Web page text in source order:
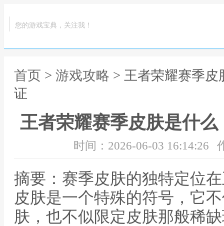
您的游戏宝典，关注我！
首页 > 游戏攻略 > 王者荣耀赛季
证
王者荣耀赛季皮肤是什
时间：2026-06-03 16:14:26
摘要：赛季皮肤的独特定位
皮肤是一个特殊的符号，它
肤，也不似限定皮肤那般稀